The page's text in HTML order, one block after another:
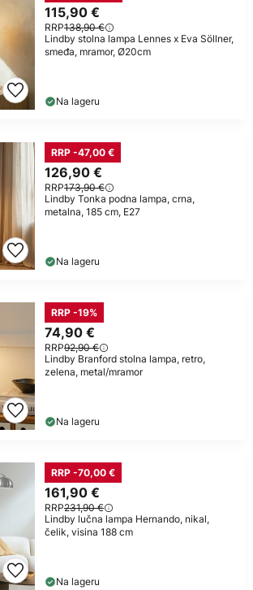
115,90 €
RRP138,90 €
Lindby stolna lampa Lennes x Eva Söllner,
smeđa, mramor, Ø20cm
Na lageru
126,90 €
RRP173,90 €
RRP -47,00 €
Lindby Tonka podna lampa, crna,
metalna, 185 cm, E27
Na lageru
74,90 €
RRP92,90 €
RRP -19%
Lindby Branford stolna lampa, retro,
zelena, metal/mramor
Na lageru
161,90 €
RRP231,90 €
RRP -70,00 €
Lindby lučna lampa Hernando, nikal,
čelik, visina 188 cm
Na lageru